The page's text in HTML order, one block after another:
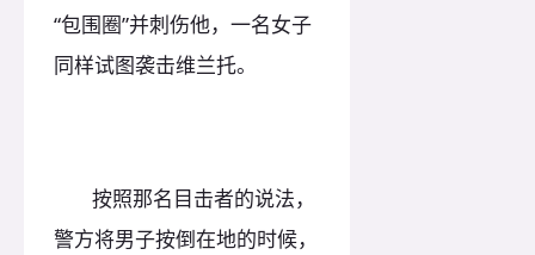
“包围圈”并刺伤他，一名女子
同样试图袭击维兰托。
按照那名目击者的说法，
警方将男子按倒在地的时候，